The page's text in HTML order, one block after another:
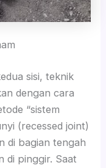
sisi, teknik
dengan cara
“sistem
(recessed joint)
di bagian tengah
di pinggir. Saat